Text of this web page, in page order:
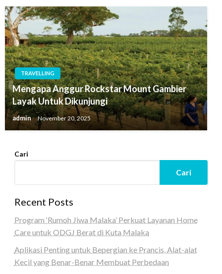
TRAVELLING
Mengapa Anggur Rockstar Mount Gambier
Layak Untuk Dikunjungi
admin November 20, 2025
Cari
Cari
Recent Posts
Program ‘Rumoh Jiwa Malaka’ Perkuat Layanan Home
Care untuk ODGJ Berat di Kuta Malaka
Aplikasi Penting untuk Bepergian ke Prancis, Alat-alat
Kecil yang Benar-Benar Membuat Perbedaan